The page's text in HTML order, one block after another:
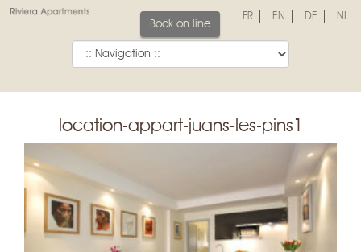
FR EN DE NL
Book on line
location-appart-juans-les-pins1